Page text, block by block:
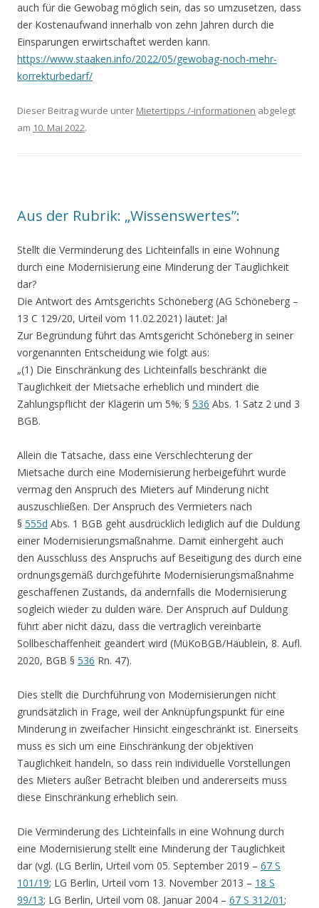
auch für die Gewobag möglich sein, das so umzusetzen, dass
der Kostenaufwand innerhalb von zehn Jahren durch die
Einsparungen erwirtschaftet werden kann.
https://www.staaken.info/2022/05/gewobag-noch-mehr-
korrekturbedarf/
Dieser Beitrag wurde unter Mietertipps /-informationen abgelegt
am 10. Mai 2022.
Aus der Rubrik: „Wissenswertes”:
Stellt die Verminderung des Lichteinfalls in eine Wohnung
durch eine Modernisierung eine Minderung der Tauglichkeit
dar?
Die Antwort des Amtsgerichts Schöneberg (AG Schöneberg –
13 C 129/20, Urteil vom 11.02.2021) lautet: Ja!
Zur Begründung führt das Amtsgericht Schöneberg in seiner
vorgenannten Entscheidung wie folgt aus:
„(1) Die Einschränkung des Lichteinfalls beschränkt die
Tauglichkeit der Mietsache erheblich und mindert die
Zahlungspflicht der Klägerin um 5%; § 536 Abs. 1 Satz 2 und 3
BGB.
Allein die Tatsache, dass eine Verschlechterung der
Mietsache durch eine Modernisierung herbeigeführt wurde
vermag den Anspruch des Mieters auf Minderung nicht
auszuschließen. Der Anspruch des Vermieters nach
§ 555d Abs. 1 BGB geht ausdrücklich lediglich auf die Duldung
einer Modernisierungsmaßnahme. Damit einhergeht auch
den Ausschluss des Anspruchs auf Beseitigung des durch eine
ordnungsgemäß durchgeführte Modernisierungsmaßnahme
geschaffenen Zustands, da andernfalls die Modernisierung
sogleich wieder zu dulden wäre. Der Anspruch auf Duldung
führt aber nicht dazu, dass die vertraglich vereinbarte
Sollbeschaffenheit geändert wird (MüKoBGB/Häublein, 8. Aufl.
2020, BGB § 536 Rn. 47).
Dies stellt die Durchführung von Modernisierungen nicht
grundsätzlich in Frage, weil der Anknüpfungspunkt für eine
Minderung in zweifacher Hinsicht eingeschränkt ist. Einerseits
muss es sich um eine Einschränkung der objektiven
Tauglichkeit handeln, so dass rein individuelle Vorstellungen
des Mieters außer Betracht bleiben und andererseits muss
diese Einschränkung erheblich sein.
Die Verminderung des Lichteinfalls in eine Wohnung durch
eine Modernisierung stellt eine Minderung der Tauglichkeit
dar (vgl. (LG Berlin, Urteil vom 05. September 2019 – 67 S
101/19; LG Berlin, Urteil vom 13. November 2013 – 18 S
99/13; LG Berlin, Urteil vom 08. Januar 2004 – 67 S 312/01;